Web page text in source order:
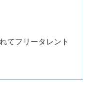
てフリータレント